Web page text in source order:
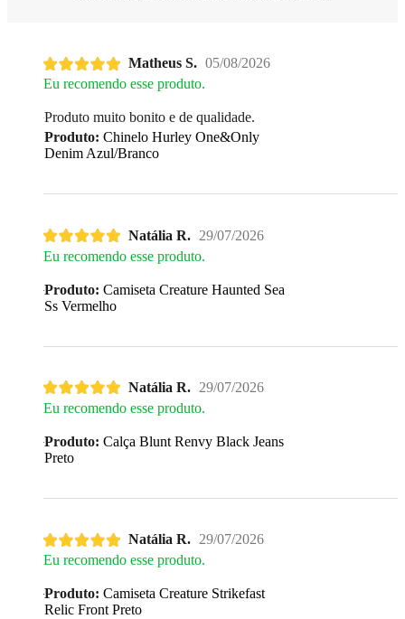
Matheus S. 05/08/2026
Eu recomendo esse produto.
Produto muito bonito e de qualidade.
Produto: Chinelo Hurley One&Only
Denim Azul/Branco
Natália R. 29/07/2026
Eu recomendo esse produto.
Produto: Camiseta Creature Haunted Sea
Ss Vermelho
Natália R. 29/07/2026
Eu recomendo esse produto.
Produto: Calça Blunt Renvy Black Jeans
Preto
Natália R. 29/07/2026
Eu recomendo esse produto.
Produto: Camiseta Creature Strikefast
Relic Front Preto